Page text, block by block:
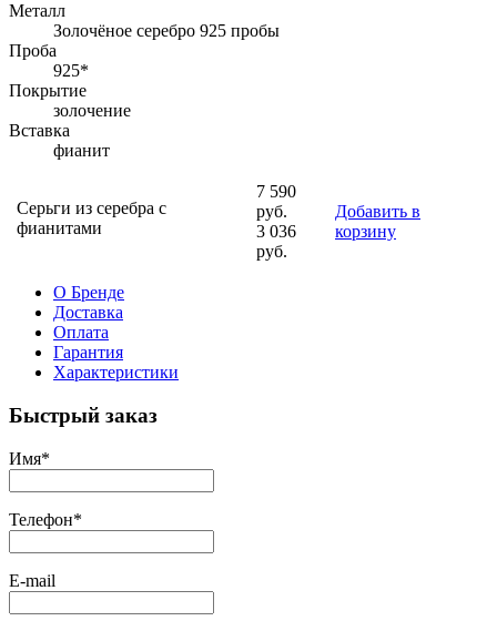
Металл
Золочёное серебро 925 пробы
Проба
925*
Покрытие
золочение
Вставка
фианит
Серьги из серебра с
фианитами
7 590
руб.
3 036
руб.
Добавить в
корзину
О Бренде
Доставка
Оплата
Гарантия
Характеристики
Быстрый заказ
Имя*
Телефон*
E-mail